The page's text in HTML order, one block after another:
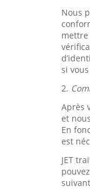
Nous
si
2.
Après
et
En
est
JET